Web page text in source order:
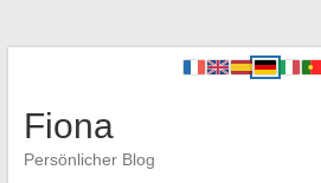
Fiona
Persönlicher Blog